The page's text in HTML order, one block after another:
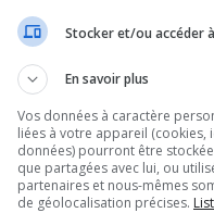
arme blanche.
un pistolet Taser.
le juge pour faire
Stocker et/ou accéder
En savoir plus
Vos données à caractère
liées à votre appareil (cookies,
données) pourront être
que partagées avec lui, ou
partenaires et nous-mêmes
de géolocalisation précises.